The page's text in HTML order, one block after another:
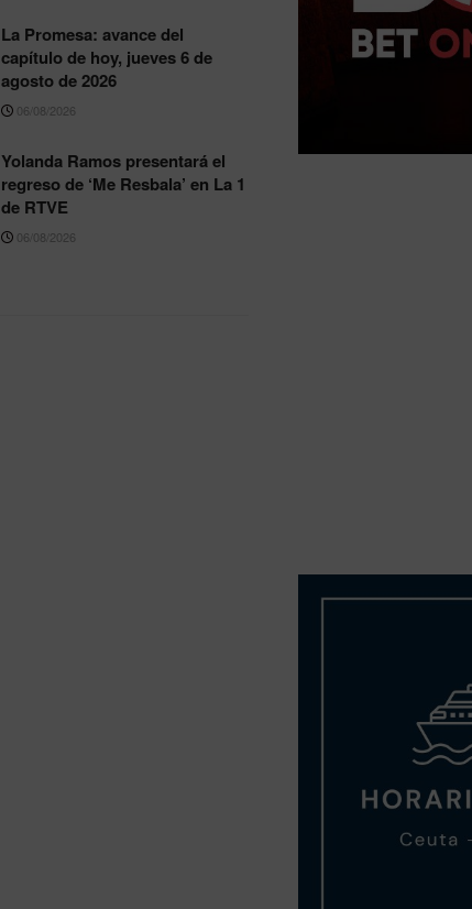
La Promesa: avance del
capítulo de hoy, jueves 6 de
agosto de 2026
06/08/2026
Yolanda Ramos presentará el
regreso de ‘Me Resbala’ en La 1
de RTVE
06/08/2026